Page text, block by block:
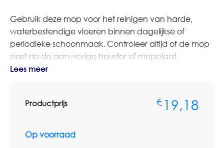
Gebruik deze mop voor het reinigen van harde,
waterbestendige vloeren binnen dagelijkse of
periodieke schoonmaak. Controleer altijd of de mop
past op de aanwezige houder of mopplaat.
Omnimar voor persoonlijk advies of een
aantallen, voorraadbeheer en zakelijke
prijsafspraken.
Lees meer
Productprijs € 19,18
Op voorraad